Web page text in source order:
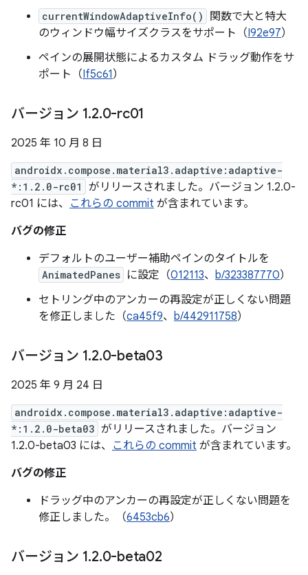
currentWindowAdaptiveInfo()
関数で大と特大
のウィンドウ幅サイズクラスをサポート（I92e97）
ペインの展開状態によるカスタム ドラッグ動作をサ
ポート（If5c61）
バージョン 1.2.0-rc01
2025 年 10 月 8 日
androidx.compose.material3.adaptive:adaptive-
*:1.2.0-rc01
がリリースされました。バージョン 1.2.0-
rc01 には、 これらの commit が含まれています。
バグの修正
デフォルトのユーザー補助ペインのタイトルを
AnimatedPanes に設定（012113、 b/323387770）
セトリング中のアンカーの再設定が正しくない問題
を修正しました（ca45f9、 b/442911758）
バージョン 1.2.0-beta03
2025 年 9 月 24 日
androidx.compose.material3.adaptive:adaptive-
*:1.2.0-beta03 がリリースされました。バージョン
1.2.0-beta03 には、 これらの commit が含まれています。
バグの修正
ドラッグ中のアンカーの再設定が正しくない問題を
修正しました。（6453cb6）
バージョン 1.2.0-beta02